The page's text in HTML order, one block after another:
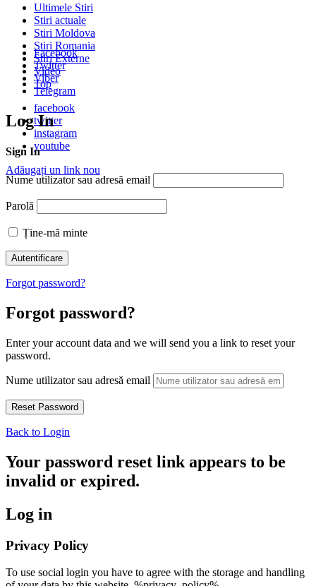
Ultimele Stiri
Stiri actuale
Stiri Moldova
Stiri Romania
Stiri Externe
Video
Top
facebook
twitter
instagram
youtube
Adăugați un link nou
Facebook
Twitter
Viber
Telegram
Log In
Sign In
Nume utilizator sau adresă email
Parolă
Ține-mă minte
Forgot password?
Forgot password?
Enter your account data and we will send you a link to reset your
password.
Nume utilizator sau adresă email
Back to Login
Your password reset link appears to be
invalid or expired.
Log in
Privacy Policy
To use social login you have to agree with the storage and handling